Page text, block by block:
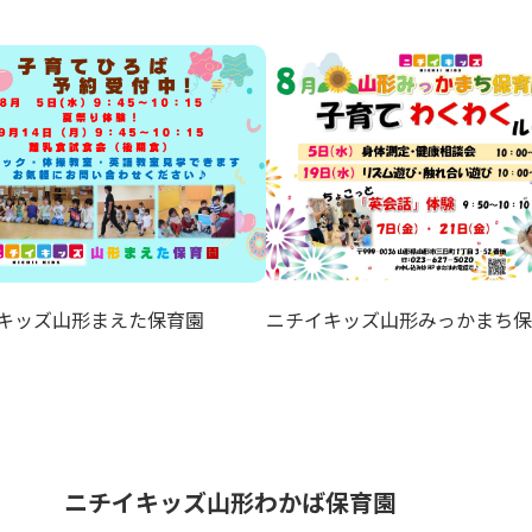
ッズ山形まえた保育園 ニチイキッズ山形みっかまち
ニチイキッズ山形わかば保育園